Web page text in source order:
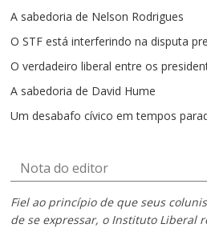
A sabedoria de Nelson Rodrigues
O STF está interferindo na disputa
O verdadeiro liberal entre os
A sabedoria de David Hume
Um desabafo cívico em tempos
Nota do editor
Fiel ao princípio de que seus
de se expressar, o Instituto Liberal